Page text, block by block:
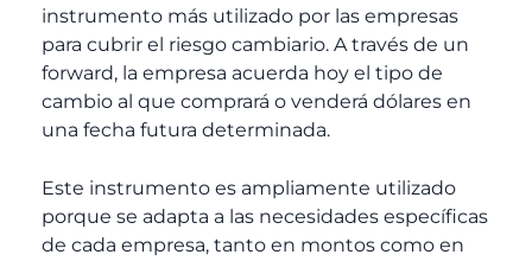
instrumento más utilizado por las empresas
para cubrir el riesgo cambiario. A través de un
forward, la empresa acuerda hoy el tipo de
cambio al que comprará o venderá dólares en
una fecha futura determinada.
Este instrumento es ampliamente utilizado
porque se adapta a las necesidades específicas
de cada empresa, tanto en montos como en